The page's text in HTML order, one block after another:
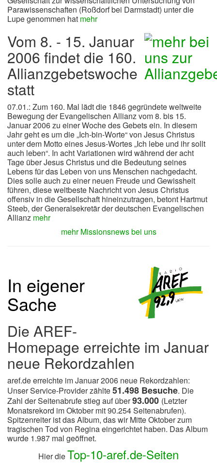
Parawissenschaften (Roßdorf bei Darmstadt) unter die
Lupe genommen hat mehr
Vom 8. - 15. Januar
2006 findet die 160.
Allianzgebetswoche
statt
07.01.: Zum 160. Mal lädt die 1846 gegründete weltweite
Bewegung der Evangelischen Allianz vom 8. bis 15.
Januar 2006 zu einer Woche des Gebets ein. In diesem
Jahr geht es um die „Ich-bin-Worte“ von Jesus Christus
unter dem Motto eines Jesus-Wortes „Ich lebe und ihr sollt
auch leben“. In acht Variationen wird während der acht
Tage über Jesus Christus und die Bedeutung seines
Lebens für das Leben von uns Menschen nachgedacht.
Dies solle auch zu einer neuen Freude und Gewissheit
führen, diese weltbeste Nachricht von Jesus Christus
offensiv in die Gesellschaft hineinzutragen, betont Hartmut
Steeb, der Generalsekretär der deutschen Evangelischen
Allianz mehr
mehr Missionsnews bei uns
In eigener
Sache
Die AREF-
Homepage erreichte im Januar
neue Rekordzahlen
aref.de erreichte im Januar 2006 neue Rekordzahlen:
Unser Service-Provider zählte51.498 Besuche. Die
Zahl der Seitenabrufe stieg auf über93.000 (Letzter
Monatsrekord im Oktober mit 90.254 Seitenabrufen).
Spitzenreiter ist das Album, das wir Mitte Oktober zum
tragischen Tod von Regina eingerichtet haben. Das Album
wurde 1.987 mal geöffnet.
Hier dieTop-10-aref.de-Seiten